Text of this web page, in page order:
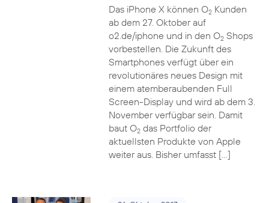
Das iPhone X können O2Kunden
ab dem 27. Oktober auf
o2.de/iphone und in den O2Shops
vorbestellen. Die Zukunft des
Smartphones verfügt über ein
revolutionäres neues Design mit
einem atemberaubenden Full
Screen-Display und wird ab dem 3.
November verfügbar sein. Damit
baut O2das Portfolio der
aktuellsten Produkte von Apple
weiter aus. Bisher umfasst […]